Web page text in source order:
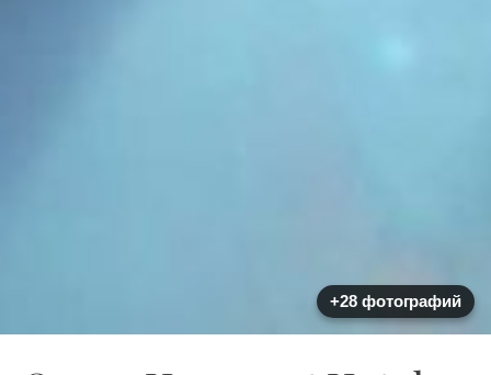
+28 фотографий